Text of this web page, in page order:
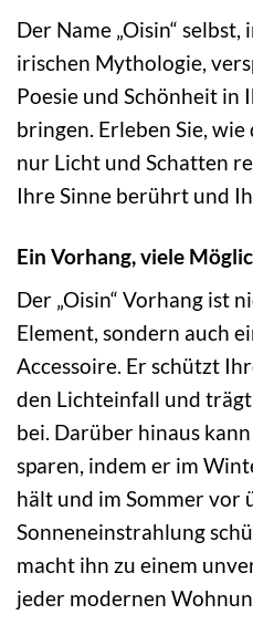
Der Name „Oisin“
irischen Mythologie,
Poesie und Schönheit in
bringen. Erleben Sie,
nur Licht und Schatten
Ihre Sinne berührt und
Ein Vorhang, viele
Der „Oisin“ Vorhang ist
Element, sondern auch
Accessoire. Er schützt
den Lichteinfall und
bei. Darüber hinaus
sparen, indem er im
hält und im Sommer vor
Sonneneinstrahlung
macht ihn zu einem
jeder modernen